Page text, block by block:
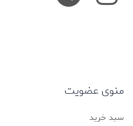
منوی عضویت
سبد خرید